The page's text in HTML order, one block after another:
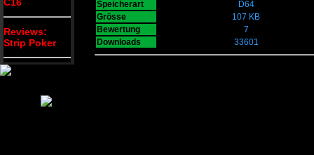
Reviews:
Strip Poker
Speicherart
D64
Grösse
107 KB
Bewertung
7
Downloads
33601